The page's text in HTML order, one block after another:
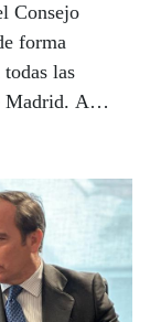
Consejo
forma
las
Madrid. Así,
además,
en el